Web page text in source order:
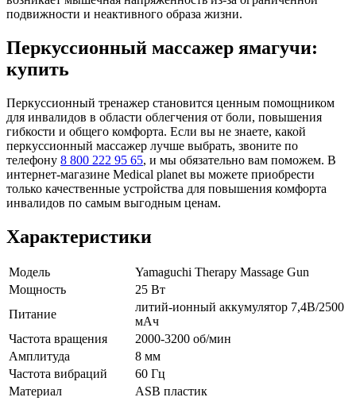
подвижности и неактивного образа жизни.
Перкуссионный массажер ямагучи:
купить
Перкуссионный тренажер становится ценным помощником
для инвалидов в области облегчения от боли, повышения
гибкости и общего комфорта. Если вы не знаете, какой
перкуссионный массажер лучше выбрать, звоните по
телефону 8 800 222 95 65, и мы обязательно вам поможем. В
интернет-магазине Medical planet вы можете приобрести
только качественные устройства для повышения комфорта
инвалидов по самым выгодным ценам.
Характеристики
Модель
Yamaguchi Therapy Massage Gun
Мощность
25 Вт
Питание
литий-ионный аккумулятор 7,4В/2500
мАч
Частота вращения
2000-3200 об/мин
Амплитуда
8 мм
Частота вибраций
60 Гц
Материал
ASB пластик